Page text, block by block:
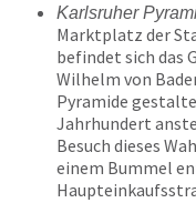
Karlsruher
Marktplatz der
befindet sich das
Wilhelm von
Pyramide
Jahrhundert
Besuch dieses
einem Bummel